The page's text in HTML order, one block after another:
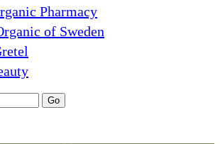
Pharmacy
of Sweden